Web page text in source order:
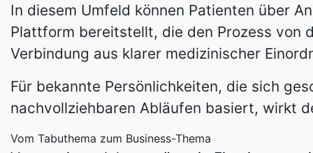
In diesem Umfeld können Patienten über
Plattform bereitstellt, die den Prozess von
Verbindung aus klarer medizinischer
Für bekannte Persönlichkeiten, die sich
nachvollziehbaren Abläufen basiert, wirkt
Vom Tabuthema zum Business-Thema